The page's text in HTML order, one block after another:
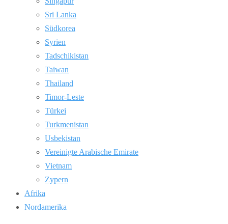
Sri Lanka
Südkorea
Syrien
Tadschikistan
Taiwan
Thailand
Timor-Leste
Türkei
Turkmenistan
Usbekistan
Vereinigte Arabische Emirate
Vietnam
Zypern
Afrika
Nordamerika